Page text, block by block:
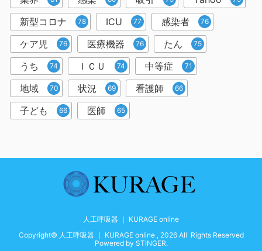
新型コロナ 78 ICU 77 感染者 76
ケア児 76 医療機器 76 たん 75
うち 74 ＩＣＵ 74 中等症 71
地域 70 状況 69 看護師 66
子ども 66 医師 65
人工呼吸器 ｜ KURAGE online
Copyright© 人工呼吸器 ｜ KURAGE online , 2026 All Rights Reserved
Powered by STINGER.